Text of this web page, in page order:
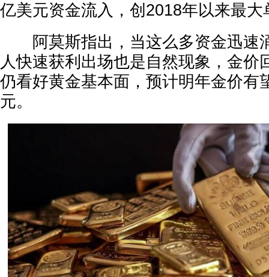
亿美元资金流入，创2018年以来最大
阿莫斯指出，当这么多资金迅速
人快速获利出场也是自然现象，金价
仍看好黄金基本面，预计明年金价有
元。